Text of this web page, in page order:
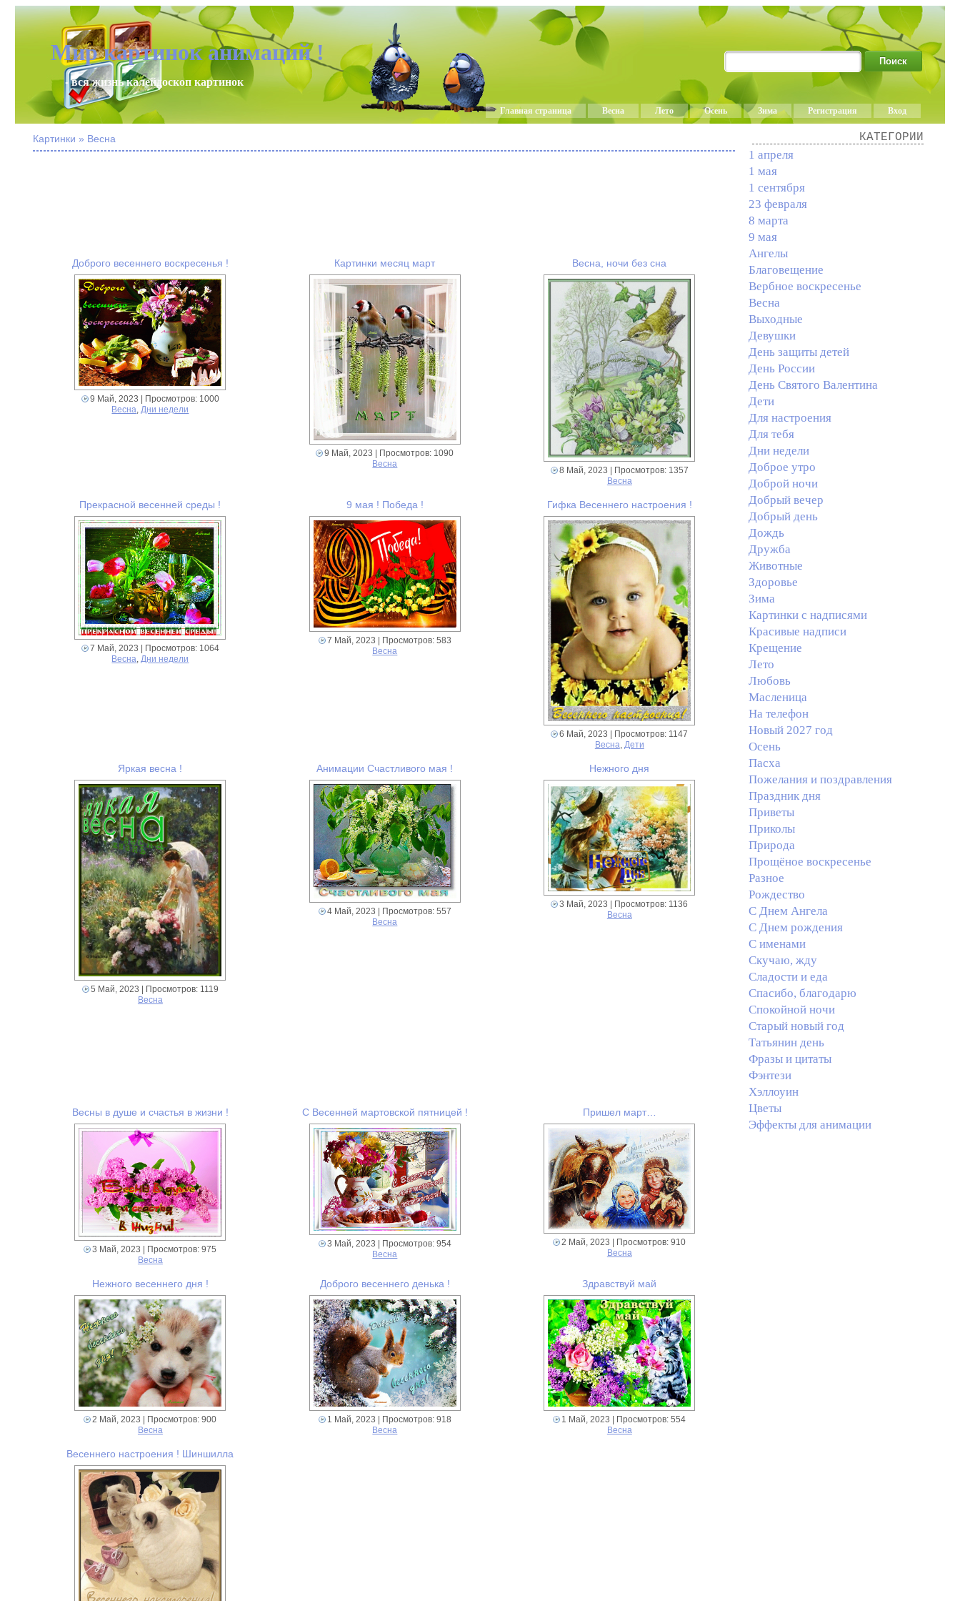
Мир картинок анимаций !
- вся жизнь калейдоскоп картинок
Главная страница Весна Лето Осень Зима Регистрация Вход
Картинки » Весна
Доброго весеннего воскресенья !
9 Май, 2023 | Просмотров: 1000
Весна,Дни недели
Картинки месяц март
9 Май, 2023 | Просмотров: 1090
Весна
Весна, ночи без сна
8 Май, 2023 | Просмотров: 1357
Весна
Прекрасной весенней среды !
7 Май, 2023 | Просмотров: 1064
Весна,Дни недели
9 мая ! Победа !
7 Май, 2023 | Просмотров: 583
Весна
Гифка Весеннего настроения !
6 Май, 2023 | Просмотров: 1147
Весна Дети
Яркая весна !
5 Май, 2023 | Просмотров: 1119
Весна
Анимации Счастливого мая !
4 Май, 2023 | Просмотров: 557
Весна
Нежного дня
3 Май, 2023 | Просмотров: 1136
Весна
Весны в душе и счастья в жизни !
3 Май, 2023 | Просмотров: 975
Весна
С Весенней мартовской пятницей !
3 Май, 2023 | Просмотров: 954
Весна
Пришел март…
2 Май, 2023 | Просмотров: 910
Весна
Нежного весеннего дня !
2 Май, 2023 | Просмотров: 900
Весна
Доброго весеннего денька !
1 Май, 2023 | Просмотров: 918
Весна
Здравствуй май
1 Май, 2023 | Просмотров: 554
Весна
Весеннего настроения ! Шиншилла
КАТЕГОРИИ
1 апреля
1 мая
1 сентября
23 февраля
8 марта
9 мая
Ангелы
Благовещение
Вербное воскресенье
Весна
Выходные
Девушки
День защиты детей
День России
День Святого Валентина
Дети
Для настроения
Для тебя
Дни недели
Доброе утро
Доброй ночи
Добрый вечер
Добрый день
Дождь
Дружба
Животные
Здоровье
Зима
Картинки с надписями
Красивые надписи
Крещение
Лето
Любовь
Масленица
На телефон
Новый 2027 год
Осень
Пасха
Пожелания и поздравления
Праздник дня
Приветы
Приколы
Природа
Прощёное воскресенье
Разное
Рождество
С Днем Ангела
С Днем рождения
С именами
Скучаю, жду
Сладости и еда
Спасибо, благодарю
Спокойной ночи
Старый новый год
Татьянин день
Фразы и цитаты
Фэнтези
Хэллоуин
Цветы
Эффекты для анимации